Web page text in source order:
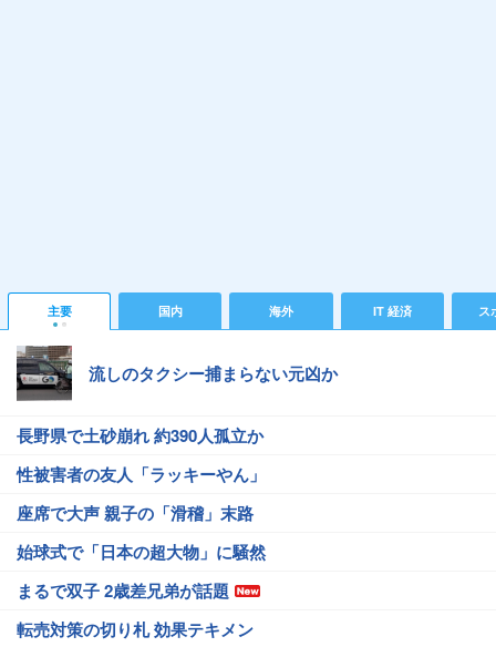
主要 国内 海外 IT 経済 ス
流しのタクシー捕まらない元凶か
長野県で土砂崩れ 約390人孤立か
性被害者の友人「ラッキーやん」
座席で大声 親子の「滑稽」末路
始球式で「日本の超大物」に騒然
まるで双子 2歳差兄弟が話題
転売対策の切り札 効果テキメン